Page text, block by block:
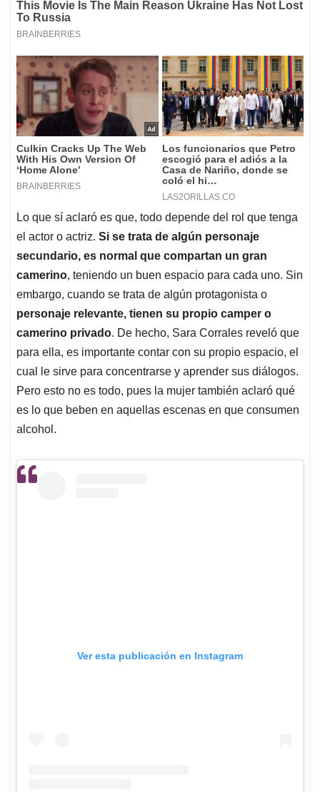
Lo que sí aclaró es que, todo depende del rol que tenga
el actor o actriz. Si se trata de algún personaje
secundario, es normal que compartan un gran
camerino, teniendo un buen espacio para cada uno. Sin
embargo, cuando se trata de algún protagonista o
personaje relevante, tienen su propio camper o
camerino privado. De hecho, Sara Corrales reveló que
para ella, es importante contar con su propio espacio, el
cual le sirve para concentrarse y aprender sus diálogos.
Pero esto no es todo, pues la mujer también aclaró qué
es lo que beben en aquellas escenas en que consumen
alcohol.
Ver esta publicación en Instagram